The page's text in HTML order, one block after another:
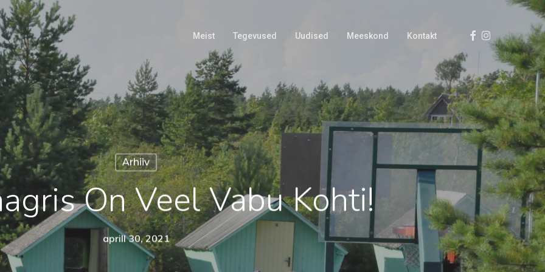
Meist Tegevused Uudised Meeskond Kontakt Facebook
Instagram
Arhiiv
On Veel Vabu Kohti!
aprill 30, 2021